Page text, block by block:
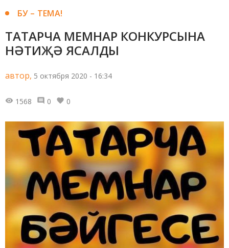
БУ – ТЕМА!
ТАТАРЧА МЕМНАР КОНКУРСЫНА
НӘТИҖӘ ЯСАЛДЫ
автор, 5 октября 2020 - 16:34
1568 0 0